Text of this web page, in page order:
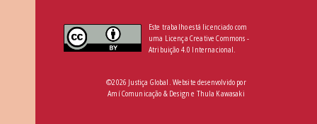
Este trabalho está licenciado com
uma Licença Creative Commons -
Atribuição 4.0 Internacional.
©2026 Justiça Global. Website desenvolvido por
Amí Comunicação & Design e Thula Kawasaki